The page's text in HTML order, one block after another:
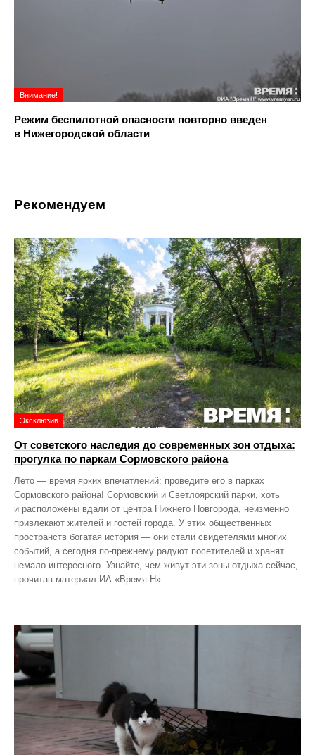
Внимание!
Режим беспилотной опасности повторно введен
в Нижегородской области
Рекомендуем
Эксклюзив
От советского наследия до современных зон отдыха:
прогулка по паркам Сормовского района
Лето — время ярких впечатлений: проведите его в парках
Сормовского района! Сормовский и Светлоярский парки, хоть
и расположены вдали от центра Нижнего Новгорода, неизменно
привлекают жителей и гостей города. У этих общественных
пространств богатая история — они стали свидетелями многих
событий, а сегодня по‑прежнему радуют посетителей и хранят
немало интересного. Узнайте, чем живут эти зоны отдыха сейчас,
прочитав материал ИА «Время Н».